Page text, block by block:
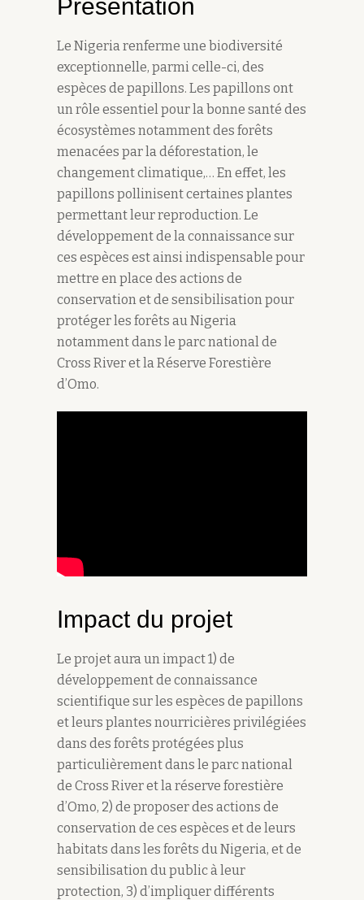
Présentation
Le Nigeria renferme une biodiversité
exceptionnelle, parmi celle-ci, des
espèces de papillons. Les papillons ont
un rôle essentiel pour la bonne santé des
écosystèmes notamment des forêts
menacées par la déforestation, le
changement climatique,… En effet, les
papillons pollinisent certaines plantes
permettant leur reproduction. Le
développement de la connaissance sur
ces espèces est ainsi indispensable pour
mettre en place des actions de
conservation et de sensibilisation pour
protéger les forêts au Nigeria
notamment dans le parc national de
Cross River et la Réserve Forestière
d’Omo.
Impact du projet
Le projet aura un impact 1) de
développement de connaissance
scientifique sur les espèces de papillons
et leurs plantes nourricières privilégiées
dans des forêts protégées plus
particulièrement dans le parc national
de Cross River et la réserve forestière
d’Omo, 2) de proposer des actions de
conservation de ces espèces et de leurs
habitats dans les forêts du Nigeria, et de
sensibilisation du public à leur
protection, 3) d’impliquer différents